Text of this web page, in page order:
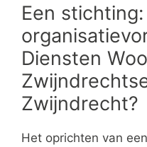
Een
Diensten
Zwijndrecht?
Het oprichten van